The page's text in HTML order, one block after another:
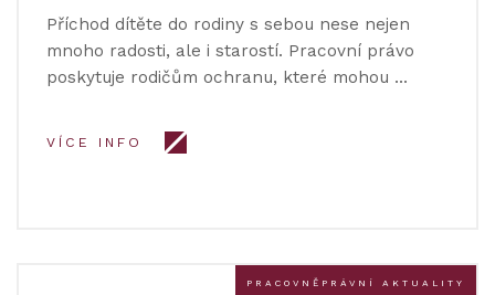
Příchod dítěte do rodiny s sebou nese nejen
mnoho radosti, ale i starostí. Pracovní právo
poskytuje rodičům ochranu, které mohou …
VÍCE INFO
PRACOVNĚPRÁVNÍ AKTUALITY